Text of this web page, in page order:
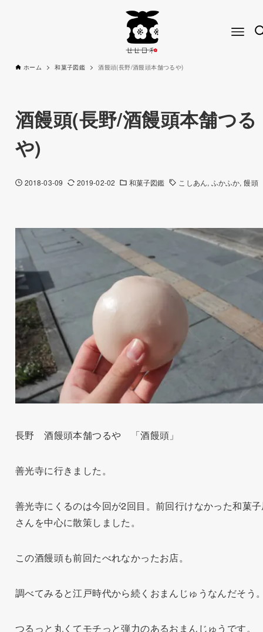
ホーム 和菓子図鑑 酒饅頭(長野/酒饅頭本舗つるや)
酒饅頭(長野/酒饅頭本舗つる
や)
2018-03-09 2019-02-02 和菓子図鑑 こしあん ふかふか 饅頭
長野 酒饅頭本舗つるや 「酒饅頭」
善光寺に行きました。
善光寺にくるのは今回が2回目。前回行けなかった和菓
さんを中心に散策しました。
この酒饅頭も前回たべれなかったお店。
調べてみると江戸時代から続くおまんじゅうなんだそう
つるっと丸くてモチっと弾力のあるおまんじゅうです。